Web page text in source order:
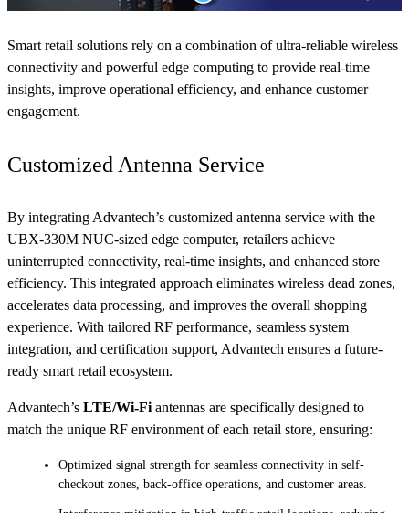
Smart retail solutions rely on a combination of ultra-reliable wireless
connectivity and powerful edge computing to provide real-time
insights, improve operational efficiency, and enhance customer
engagement.
Customized Antenna Service
By integrating Advantech’s customized antenna service with the
UBX-330M NUC-sized edge computer, retailers achieve
uninterrupted connectivity, real-time insights, and enhanced store
efficiency. This integrated approach eliminates wireless dead zones,
accelerates data processing, and improves the overall shopping
experience. With tailored RF performance, seamless system
integration, and certification support, Advantech ensures a future-
ready smart retail ecosystem.
Advantech’s LTE/Wi-Fi antennas are specifically designed to
match the unique RF environment of each retail store, ensuring:
Optimized signal strength for seamless connectivity in self-
checkout zones, back-office operations, and customer areas.